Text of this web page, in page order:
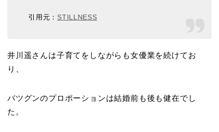
引用元： STILLNESS
井川遥さんは子育てをしながらも女優業を続けてお
り、
バツグンのプロポーションは結婚前も後も健在でし
た。